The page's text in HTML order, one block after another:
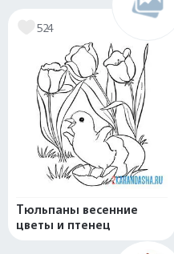
524
Тюльпаны весенние
цветы и птенец